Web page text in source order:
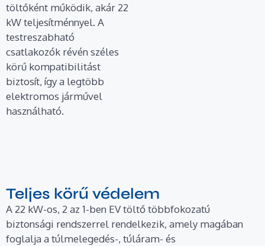
töltőként működik, akár 22
kW teljesítménnyel. A
testreszabható
csatlakozók révén széles
körű kompatibilitást
biztosít, így a legtöbb
elektromos járművel
használható.
Teljes körű védelem
A 22 kW-os, 2 az 1-ben EV töltő többfokozatú
biztonsági rendszerrel rendelkezik, amely magában
foglalja a túlmelegedés-, túláram- és